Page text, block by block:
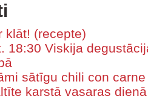
klāt! (recepte)
18:30 Viskija
sātīgu chili con carne
karstā vasaras